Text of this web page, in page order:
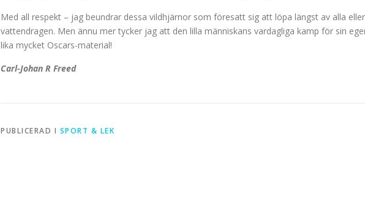
Med all respekt – jag beundrar dessa vildhjärnor som föresatt sig att löpa längst av alla
vattendragen. Men ännu mer tycker jag att den lilla människans vardagliga kamp för sin
lika mycket Oscars-material!
Carl-Johan R Freed
PUBLICERAD I SPORT & LEK